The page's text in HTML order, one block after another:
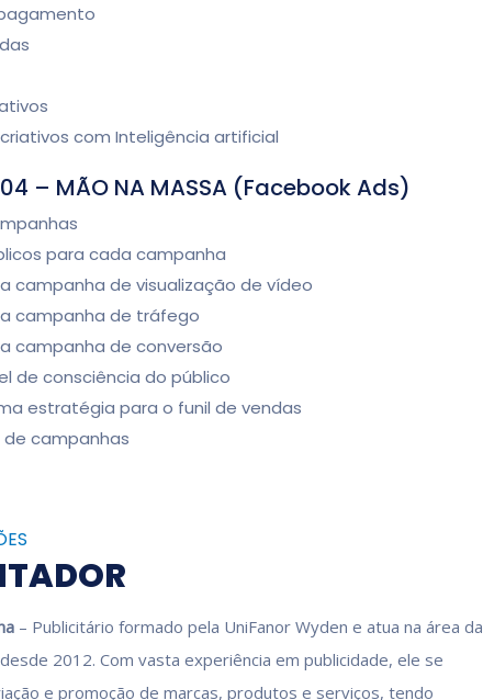
com Inteligência artificial
04 – MÃO NA MASSA (Facebook Ads)
para cada campanha
campanha de visualização de vídeo
campanha de tráfego
campanha de conversão
de consciência do público
estratégia para o funil de vendas
campanhas
– Publicitário formado pela UniFanor Wyden e atua na área da
2012. Com vasta experiência em publicidade, ele se
e promoção de marcas, produtos e serviços, tendo